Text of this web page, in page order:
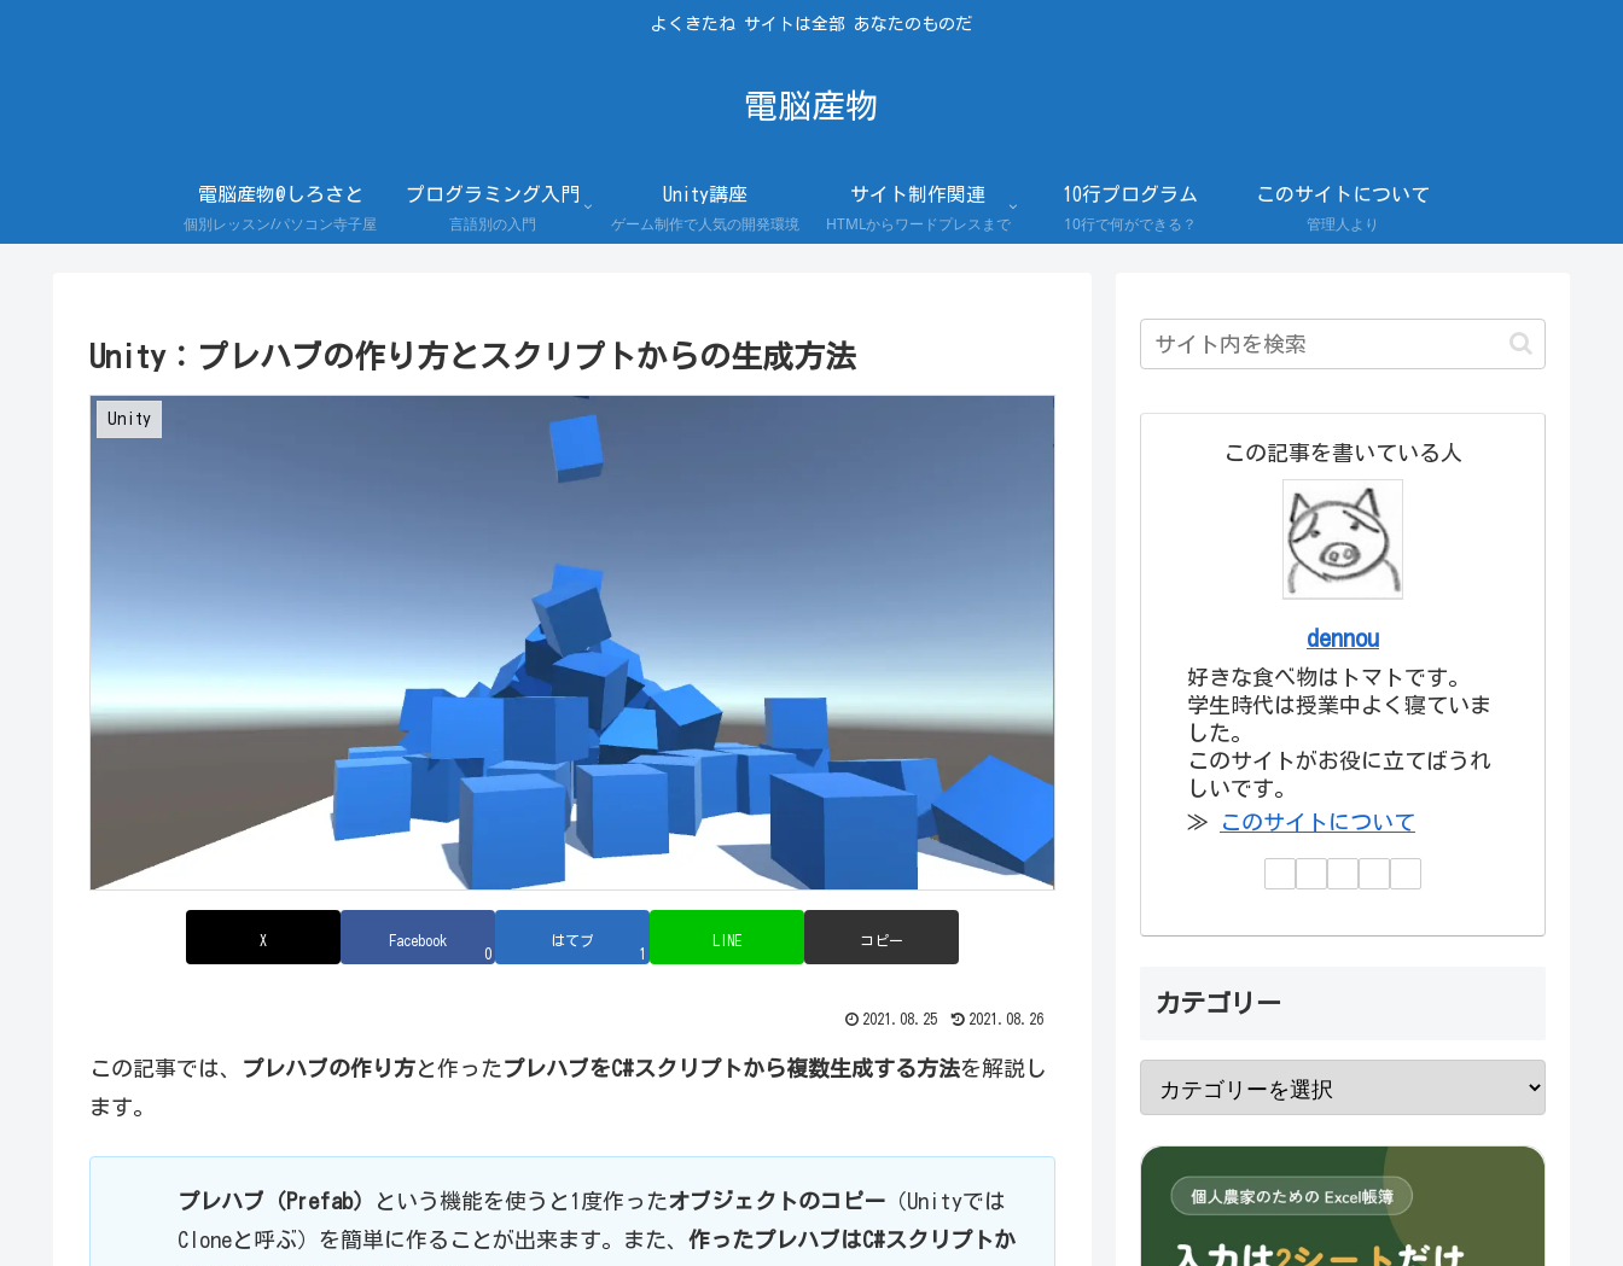
よくきたね サイトは全部 あなたのものだ
電脳産物
電脳産物@しろさと
個別レッスン/パソコン寺子屋
プログラミング入門
言語別の入門
Unity講座
ゲーム制作で人気の開発環境
サイト制作関連
HTMLからワードプレスまで
10行プログラム
10行で何ができる？
このサイトについて
管理人より
Unity：プレハブの作り方とスクリプトからの生成方法
Unity
X
Facebook
0
はてブ
1
LINE コピー
2021.08.25 2021.08.26
この記事では、 プレハブの作り方と作った プレハブをC#スクリプトから複数生成する方法を解説し
ます。
プレハブ（Prefab） という機能を使うと1度作ったオブジェクトのコピー （Unityでは
Cloneと呼ぶ）を簡単に作ることが出来ます。また、 作ったプレハブはC#スクリプトか
この記事を書いている人
dennou
好きな食べ物はトマトです。
学生時代は授業中よく寝ていま
した。
このサイトがお役に立てばうれ
しいです。
≫
このサイトについて
カテゴリー